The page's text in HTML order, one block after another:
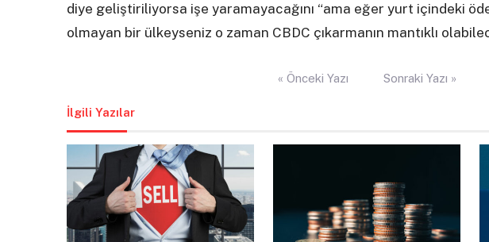
diye geliştiriliyorsa işe yaramayacağını “ama eğer yurt içindeki
olmayan bir ülkeyseniz o zaman CBDC çıkarmanın mantıklı
« Önceki Yazı Sonraki Yazı »
İlgili Yazılar